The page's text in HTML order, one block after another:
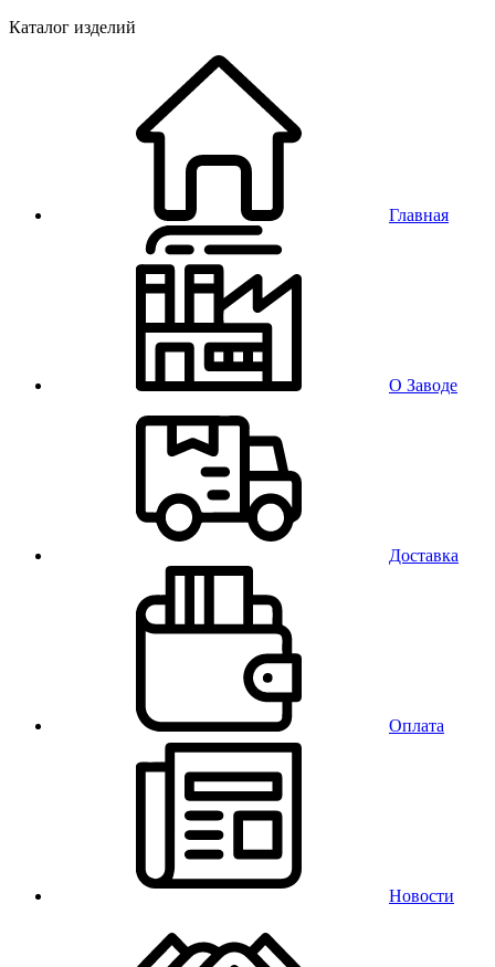
Каталог изделий
Главная
О Заводе
Доставка
Оплата
Новости